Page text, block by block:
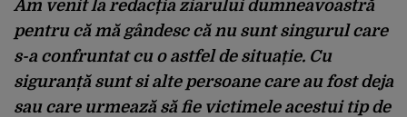
Am venit la redacția ziarului dumneavoastră
pentru că mă gândesc că nu sunt singurul care
s-a confruntat cu o astfel de situație. Cu
siguranță sunt si alte persoane care au fost deja
sau care urmează să fie victimele acestui tip de